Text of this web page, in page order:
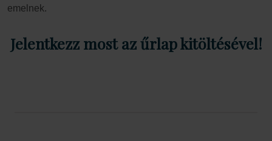
emelnek.
Jelentkezz most az űrlap kitöltésével!